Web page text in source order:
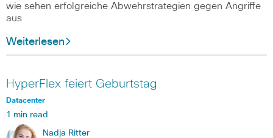
wie sehen erfolgreiche Abwehrstrategien gegen Angriffe
aus
Weiterlesen
HyperFlex feiert Geburtstag
Datacenter
1 min read
Nadja Ritter